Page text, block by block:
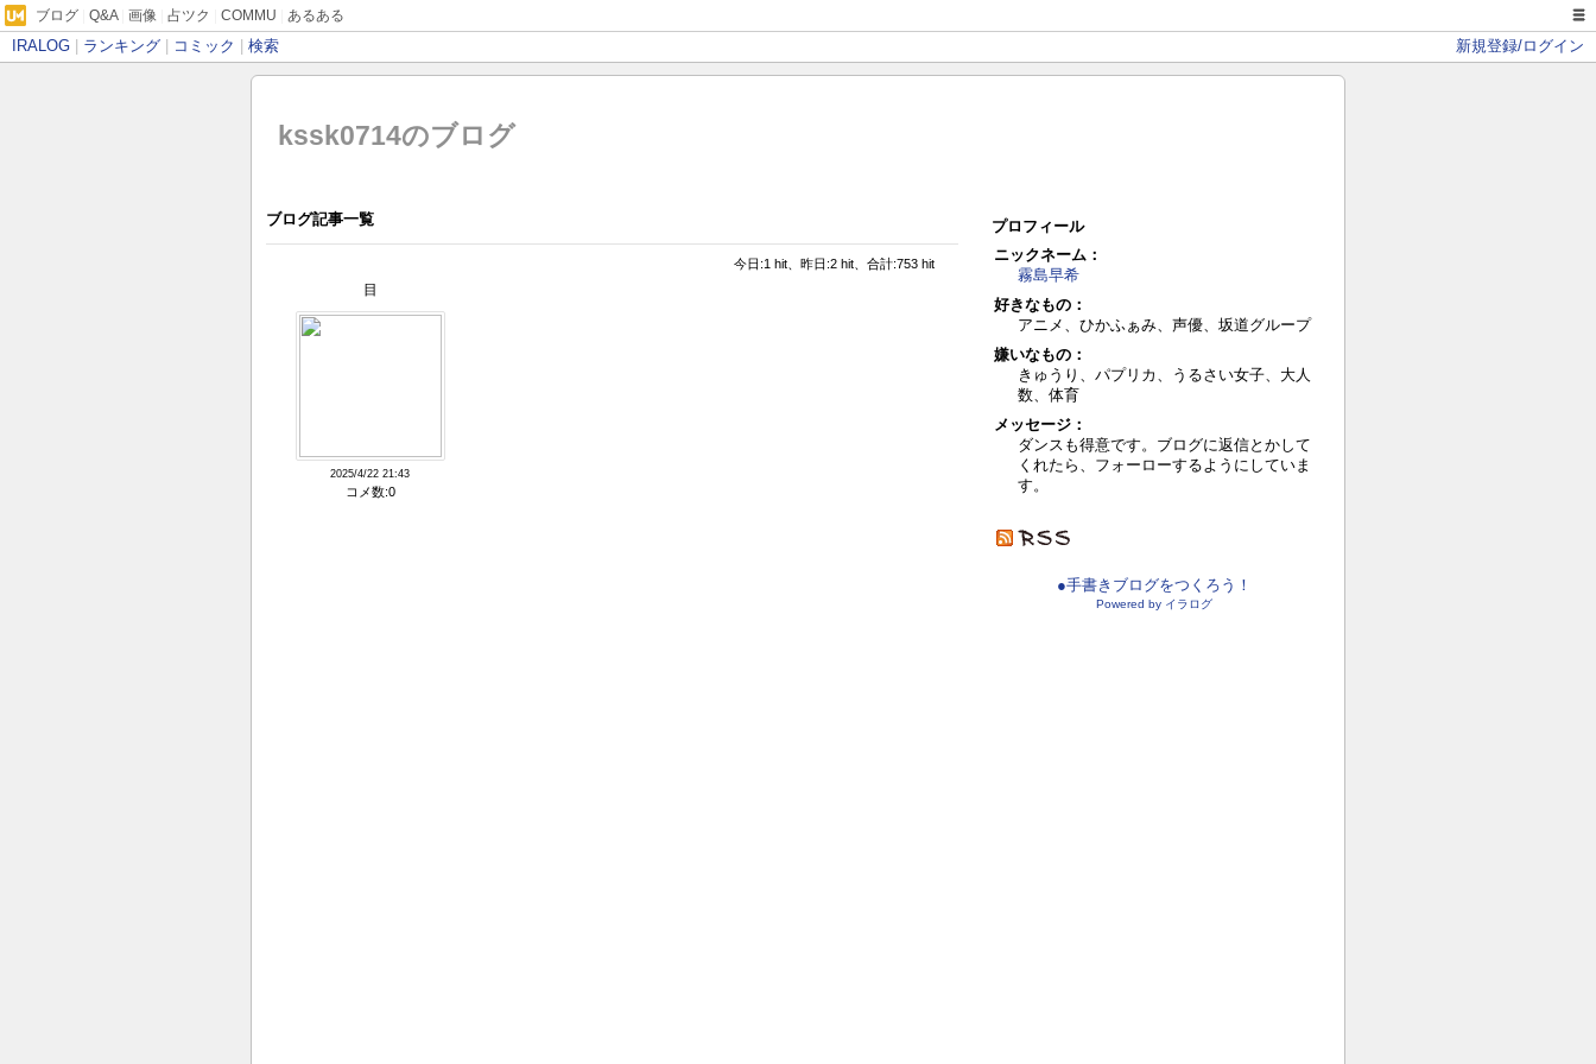
ブログ Q&A| 画像 占ツク COMMU あるある
IRALOG ランキング コミック 検索 新規登録/ログイン
kssk0714のブログ
ブログ記事一覧
今日:1 hit、昨日:2 hit、合計:753 hit
目
2025/4/22 21:43
コメ数:0
プロフィール
ニックネーム：
霧島早希
好きなもの：
アニメ、ひかふぁみ、声優、坂道グループ
嫌いなもの：
きゅうり、パプリカ、うるさい女子、大人
数、体育
メッセージ：
ダンスも得意です。ブログに返信とかして
くれたら、フォーローするようにしていま
す。
●手書きブログをつくろう！
Powered by イラログ